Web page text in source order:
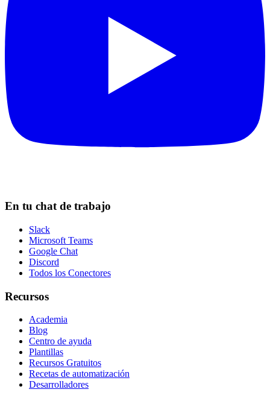
En tu chat de trabajo
Slack
Microsoft Teams
Google Chat
Discord
Todos los Conectores
Recursos
Academia
Blog
Centro de ayuda
Plantillas
Recursos Gratuitos
Recetas de automatización
Desarrolladores